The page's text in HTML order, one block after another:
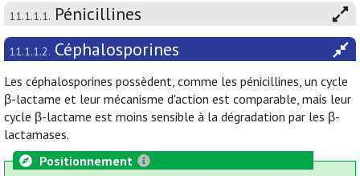
11.1.1.1. Pénicillines
11.1.1.2. Céphalosporines
Les céphalosporines possèdent, comme les pénicillines, un cycle
β-lactame et leur mécanisme d'action est comparable, mais leur
cycle β-lactame est moins sensible à la dégradation par les β-
lactamases.
Positionnement